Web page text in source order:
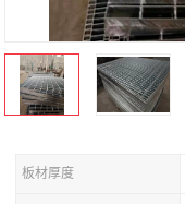
板材厚度